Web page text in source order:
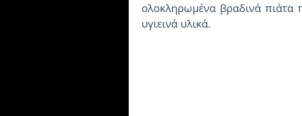
ολοκληρωμένα βραδινά πιάτα
υγιεινά υλικά.